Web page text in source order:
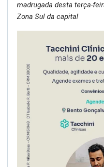
madrugada desta terça-
Zona Sul da capital